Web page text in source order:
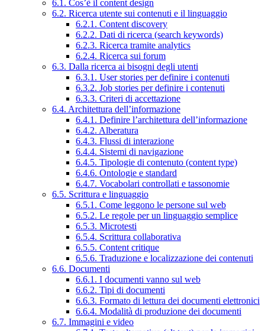
6.1. Cos’è il content design
6.2. Ricerca utente sui contenuti e il linguaggio
6.2.1. Content discovery
6.2.2. Dati di ricerca (search keywords)
6.2.3. Ricerca tramite analytics
6.2.4. Ricerca sui forum
6.3. Dalla ricerca ai bisogni degli utenti
6.3.1. User stories per definire i contenuti
6.3.2. Job stories per definire i contenuti
6.3.3. Criteri di accettazione
6.4. Architettura dell’informazione
6.4.1. Definire l’architettura dell’informazione
6.4.2. Alberatura
6.4.3. Flussi di interazione
6.4.4. Sistemi di navigazione
6.4.5. Tipologie di contenuto (content type)
6.4.6. Ontologie e standard
6.4.7. Vocabolari controllati e tassonomie
6.5. Scrittura e linguaggio
6.5.1. Come leggono le persone sul web
6.5.2. Le regole per un linguaggio semplice
6.5.3. Microtesti
6.5.4. Scrittura collaborativa
6.5.5. Content critique
6.5.6. Traduzione e localizzazione dei contenuti
6.6. Documenti
6.6.1. I documenti vanno sul web
6.6.2. Tipi di documenti
6.6.3. Formato di lettura dei documenti elettronici
6.6.4. Modalità di produzione dei documenti
6.7. Immagini e video